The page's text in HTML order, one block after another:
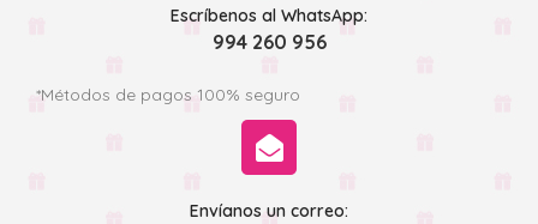
Escríbenos al WhatsApp:
994 260 956
*Métodos de pagos 100% seguro
Envíanos un correo: